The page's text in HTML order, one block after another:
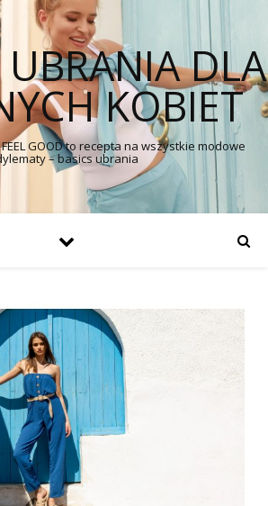
UBRANIA DLA
KOBIET
GOOD to recepta na wszystkie modowe
– basics ubrania